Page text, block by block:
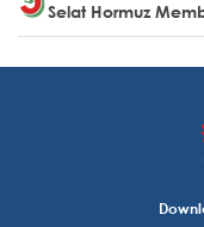
Selat Hormuz